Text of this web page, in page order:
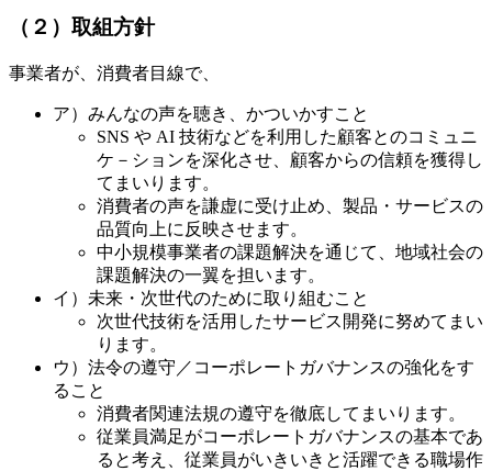
（２）取組方針
事業者が、消費者目線で、
ア）みんなの声を聴き、かついかすこと
SNS や AI 技術などを利用した顧客とのコミュニ
ケ－ションを深化させ、顧客からの信頼を獲得し
てまいります。
消費者の声を謙虚に受け止め、製品・サービスの
品質向上に反映させます。
中小規模事業者の課題解決を通じて、地域社会の
課題解決の一翼を担います。
イ）未来・次世代のために取り組むこと
次世代技術を活用したサービス開発に努めてまい
ります。
ウ）法令の遵守／コーポレートガバナンスの強化をす
ること
消費者関連法規の遵守を徹底してまいります。
従業員満足がコーポレートガバナンスの基本であ
ると考え、従業員がいきいきと活躍できる職場作